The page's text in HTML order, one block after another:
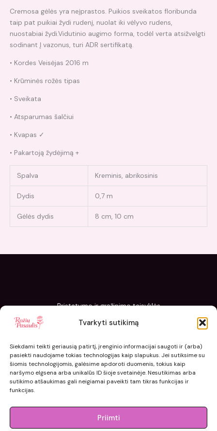
Tvarkyti sutikimą
Siekdami teikti geriausią patirtį, įrenginio informacijai saugoti ir (arba)
pasiekti naudojame tokias technologijas kaip slapukus. Jei sutiksime su
šiomis technologijomis, galėsime apdoroti duomenis, tokius kaip
naršymo elgsena arba unikalūs ID šioje svetainėje. Nesutikimas arba
sutikimo atšaukimas gali neigiamai paveikti tam tikras funkcijas ir
funkcijas.
Priimti
Cremosa gėlės yra neįprastos. Puikios sveikatos floribunda
taip pat puikiai žydi rudenį, nuolat iki vėlyvo rudens,
nuostabiai žydi.Vidutinio augimo forma, todėl verta atsižvelgti
sodinant Į vazonus, turi ADR sertifikatą.
• Kordes Veisėjas 2016 m
• Krūminės rožės tipas
• Sveikata
• Atsparumas šalčiui
• Kvapas ✓
• Pakartoją žydėjimą +
Spalva Kreminis, abrikosinis
Dydis 0,7 m
Gėlės dydis 8 cm, 10 cm
Pristatymo ir grąžinimo taisyklės
Slapukų politika